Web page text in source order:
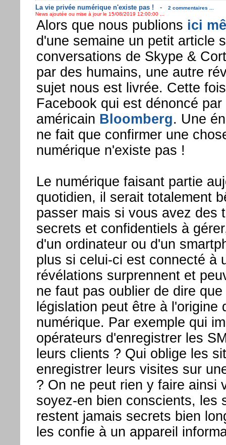
La vie privée numérique n'existe pas ! -
2 commentaires ...
News ajoutée ou mise à jour le 15/08/2019 12:00:00 ...
Alors que nous publions ici
d'une semaine un petit article
conversations de Skype &
par des humains, une autre
sujet nous est livrée. Cette
Facebook qui est dénoncé par
américain Bloomberg. Une
ne fait que confirmer une
numérique n'existe pas !
Le numérique faisant partie
quotidien, il serait totalement
passer mais si vous avez des
secrets et confidentiels à
d'un ordinateur ou d'un
plus si celui-ci est connecté à
révélations surprennent et
ne faut pas oublier de dire que
législation peut être à l'origine
numérique. Par exemple qui
opérateurs d'enregistrer les
leurs clients ? Qui oblige les
enregistrer leurs visites sur
? On ne peut rien y faire ainsi
soyez-en bien conscients, les
restent jamais secrets bien
les confie à un appareil